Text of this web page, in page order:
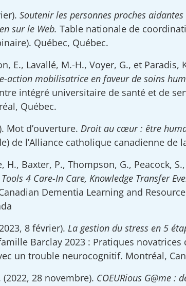
Soutenir les personnes proches
sur le Web. Table nationale de
Québec, Québec.
E., Lavallé, M.-H., Voyer, G., et Paradis,
action mobilisatrice en faveur de soins
intégré universitaire de santé et de
Québec.
Mot d’ouverture. Droit au cœur : être
de l’Alliance catholique canadienne de
H., Baxter, P., Thompson, G., Peacock, S.,
4 Care-In Care, Knowledge Transfer
Dementia Learning and
8 février). La gestion du stress en 5
Barclay 2023 : Pratiques novatrices
un trouble neurocognitif. Montréal,
(2022, 28 novembre). COEURious G@me :